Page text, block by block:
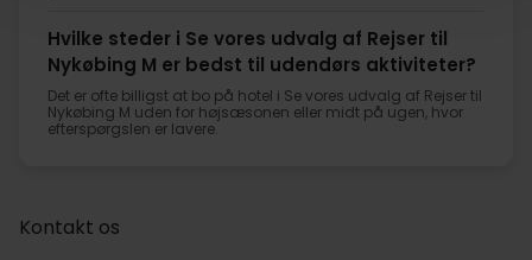
Hvilke steder i Se vores udvalg af Rejser til
Nykøbing M er bedst til udendørs aktiviteter?
Det er ofte billigst at bo på hotel i Se vores udvalg af Rejser til
Nykøbing M uden for højsæsonen eller midt på ugen, hvor
efterspørgslen er lavere.
Kontakt os